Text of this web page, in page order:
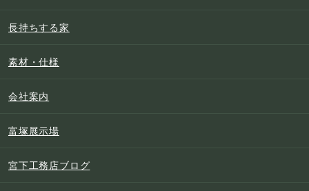
長持ちする家
素材・仕様
会社案内
富塚展示場
宮下工務店ブログ